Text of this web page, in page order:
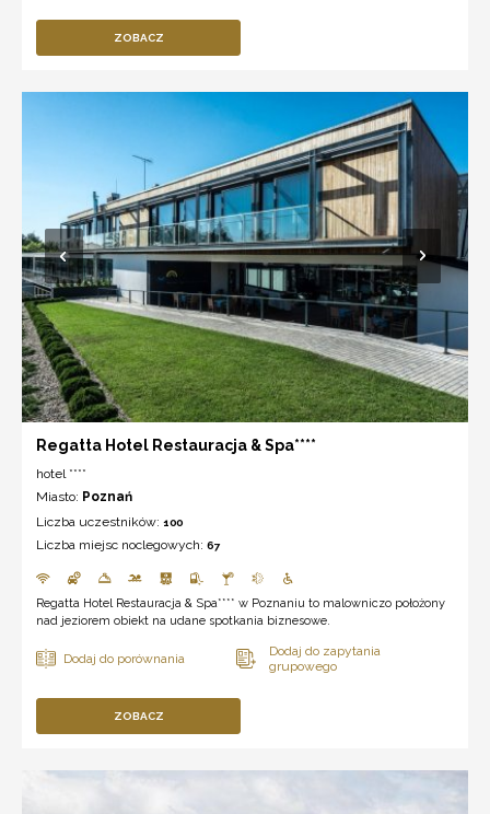
ZOBACZ
Regatta Hotel Restauracja & Spa****
hotel ****
Miasto: Poznań
Liczba uczestników: 100
Liczba miejsc noclegowych: 67
Regatta Hotel Restauracja & Spa**** w Poznaniu to malowniczo położony
nad jeziorem obiekt na udane spotkania biznesowe.
ZOBACZ